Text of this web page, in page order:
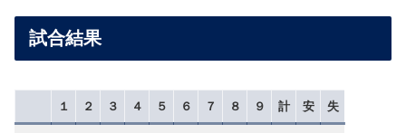
試合結果
１ ２ ３ ４ ５ ６ ７ ８ ９ 計 安 失